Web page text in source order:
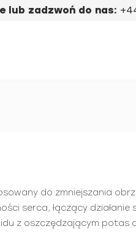
lub zadzwoń do nas:
do zmniejszania
serca, łączący działanie
z oszczędzającym potas